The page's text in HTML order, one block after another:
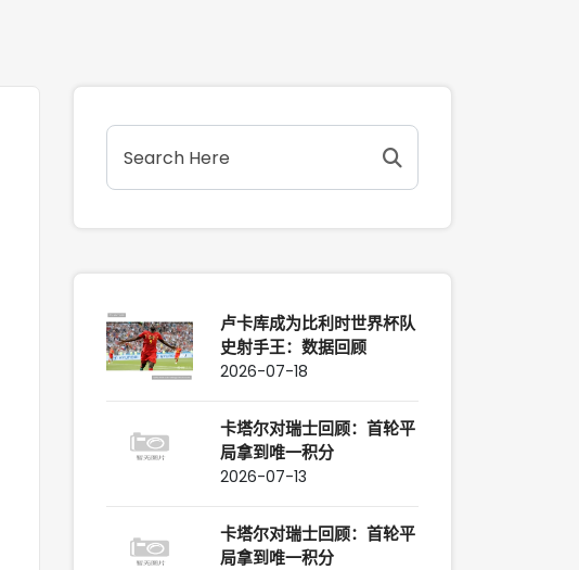
卢卡库成为比利时世界杯队
史射手王：数据回顾
2026-07-18
卡塔尔对瑞士回顾：首轮平
局拿到唯一积分
2026-07-13
卡塔尔对瑞士回顾：首轮平
局拿到唯一积分